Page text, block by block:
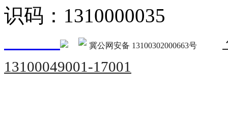
识码：1310000035
冀公网安备 13100302000663号
13100049001-17001